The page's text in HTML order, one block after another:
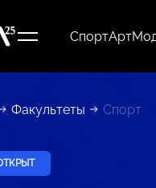
СпортАрт
Факультеты Спорт